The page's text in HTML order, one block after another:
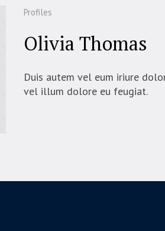
Profiles
Olivia Thomas
Duis autem vel eum iriure
vel illum dolore eu feugiat.